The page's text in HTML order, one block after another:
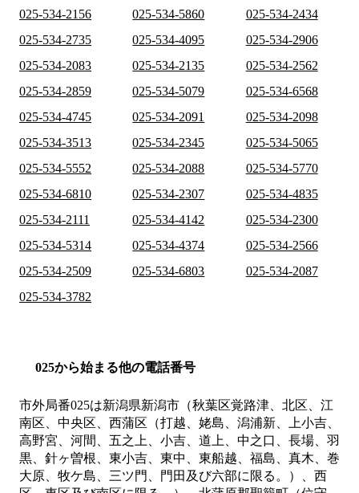
025-534-2156 025-534-5860
025-534-2434
025-534-2735
025-534-4095
025-534-2906
025-534-2083
025-534-2135
025-534-2562
025-534-2859
025-534-5079
025-534-6568
025-534-4745
025-534-2091
025-534-2098
025-534-3513
025-534-2345
025-534-5065
025-534-5552
025-534-2088
025-534-5770
025-534-6810
025-534-2307
025-534-4835
025-534-2111
025-534-4142
025-534-2300
025-534-5314
025-534-4374
025-534-2566
025-534-2509
025-534-6803
025-534-2087
025-534-3782
025から始まる他の電話番号
市外局番025は新潟県新潟市（秋葉区覚路津、北区、江
南区、中央区、西蒲区（打越、姥島、潟浦新、上小吉、
高野宮、河間、五之上、小吉、道上、中之口、長場、羽
黒、針ヶ曽根、東小吉、東中、東船越、福島、真木、巻
大原、牧ケ島、三ツ門、門田及び六部に限る。）、西